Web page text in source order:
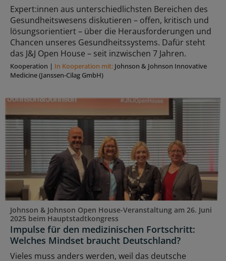
Expert:innen aus unterschiedlichsten Bereichen des
Gesundheitswesens diskutieren – offen, kritisch und
lösungsorientiert – über die Herausforderungen und
Chancen unseres Gesundheitssystems. Dafür steht
das J&J Open House – seit inzwischen 7 Jahren.
Kooperation | In Kooperation mit: Johnson & Johnson Innovative
Medicine (Janssen-Cilag GmbH)
Johnson & Johnson Open House-Veranstaltung am 26. Juni
2025 beim Hauptstadtkongress
Impulse für den medizinischen Fortschritt:
Welches Mindset braucht Deutschland?
Vieles muss anders werden, weil das deutsche